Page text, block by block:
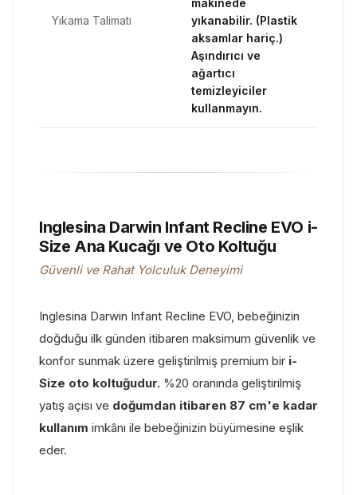
Yıkama Talimatı
makinede
yıkanabilir. (Plastik
aksamlar hariç.)
Aşındırıcı ve
ağartıcı
temizleyiciler
kullanmayın.
Inglesina Darwin Infant Recline EVO i-
Size Ana Kucağı ve Oto Koltuğu
Güvenli ve Rahat Yolculuk Deneyimi
Inglesina Darwin Infant Recline EVO, bebeğinizin
doğduğu ilk günden itibaren maksimum güvenlik ve
konfor sunmak üzere geliştirilmiş premium bir i-
Size oto koltuğudur. %20 oranında geliştirilmiş
yatış açısı ve doğumdan itibaren 87 cm'e kadar
kullanım imkânı ile bebeğinizin büyümesine eşlik
eder.